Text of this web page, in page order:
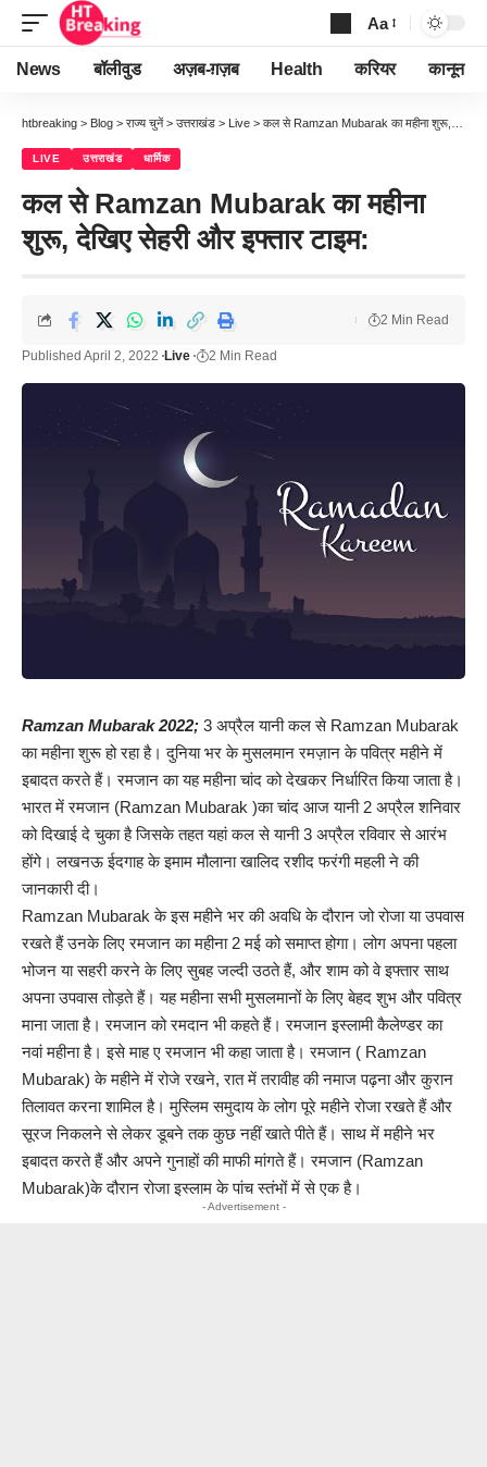
Font
Resizer
Aa
News बॉलीवुड अज़ब-ग़ज़ब Health करियर कानून
htbreaking > Blog > राज्य चुनें > उत्तराखंड > Live > कल से Ramzan Mubarak का महीना शुरू, देखिए सेहरी और इफ्तार टाइम:
LIVE उत्तराखंड धार्मिक
कल से Ramzan Mubarak का महीना
शुरू, देखिए सेहरी और इफ्तार टाइम:
Published April 2, 2022 Live 2 Min Read
2 Min Read
Ramzan Mubarak 2022; 3 अप्रैल यानी कल से Ramzan Mubarak
का महीना शुरू हो रहा है। दुनिया भर के मुसलमान रमज़ान के पवित्र महीने में
इबादत करते हैं। रमजान का यह महीना चांद को देखकर निर्धारित किया जाता है।
भारत में रमजान (Ramzan Mubarak )का चांद आज यानी 2 अप्रैल शनिवार
को दिखाई दे चुका है जिसके तहत यहां कल से यानी 3 अप्रैल रविवार से आरंभ
होंगे। लखनऊ ईदगाह के इमाम मौलाना खालिद रशीद फरंगी महली ने की
जानकारी दी।
Ramzan Mubarak के इस महीने भर की अवधि के दौरान जो रोजा या उपवास
रखते हैं उनके लिए रमजान का महीना 2 मई को समाप्त होगा। लोग अपना पहला
भोजन या सहरी करने के लिए सुबह जल्दी उठते हैं, और शाम को वे इफ्तार साथ
अपना उपवास तोड़ते हैं। यह महीना सभी मुसलमानों के लिए बेहद शुभ और पवित्र
माना जाता है। रमजान को रमदान भी कहते हैं। रमजान इस्लामी कैलेण्डर का
नवां महीना है। इसे माह ए रमजान भी कहा जाता है। रमजान ( Ramzan
Mubarak) के महीने में रोजे रखने, रात में तरावीह की नमाज पढ़ना और कुरान
तिलावत करना शामिल है। मुस्लिम समुदाय के लोग पूरे महीने रोजा रखते हैं और
सूरज निकलने से लेकर डूबने तक कुछ नहीं खाते पीते हैं। साथ में महीने भर
इबादत करते हैं और अपने गुनाहों की माफी मांगते हैं। रमजान (Ramzan
Mubarak)के दौरान रोजा इस्लाम के पांच स्तंभों में से एक है।
- Advertisement -